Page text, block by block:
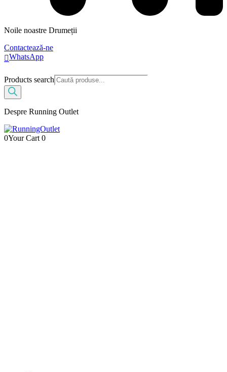
Noile noastre Drumeții
Contactează-ne
WhatsApp
Products search
Despre Running Outlet
0Your Cart 0